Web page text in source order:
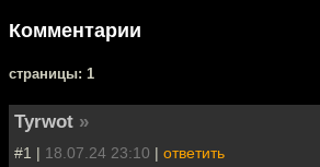
Комментарии
cтраницы: 1
Tyrwot »
#1 | 18.07.24 23:10 | ответить